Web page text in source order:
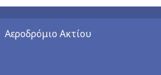
Αεροδρόμιο Ακτίου